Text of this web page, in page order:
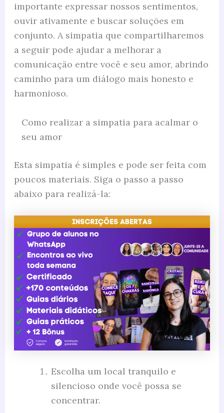
importante expressar nossos sentimentos,
ouvir ativamente e buscar soluções em
conjunto. A simpatia que compartilharemos
a seguir pode ajudar a melhorar a
comunicação entre você e seu amor, abrindo
caminho para um diálogo mais honesto e
harmonioso.
Como realizar a simpatia para acalmar o
seu amor
Esta simpatia é simples e pode ser feita com
poucos materiais. Siga o passo a passo
abaixo para realizá-la:
Escolha um local tranquilo e
silencioso onde você possa se
concentrar.